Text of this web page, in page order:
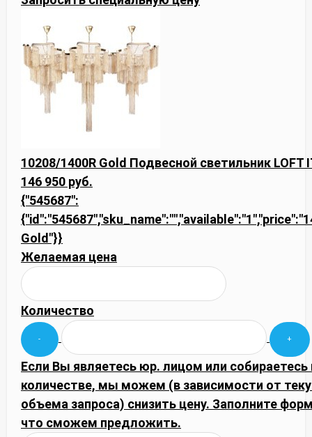
10208/1400R Gold Подвесной светильник LOFT
146 950 руб.
{"545687":
Gold"}}
Желаемая цена
Количество
Если Вы являетесь юр. лицом или
количестве, мы можем (в зависимости от
объема запроса) снизить цену. Заполните
что сможем предложить.